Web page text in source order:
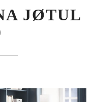
JØTUL